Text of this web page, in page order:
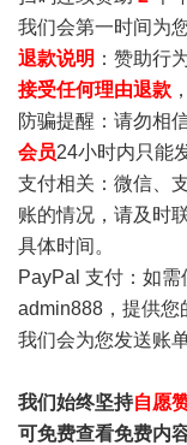
我们会第一时间为
退款说明 ：赞助行
接受任何理由退款
防骗提醒：请勿相
会员24小时内只能
支付相关：微信、
账的情况，请及时
具体时间。
PayPal 支付：如
admin888，提供您
我们会为您发送账单
我们始终坚持自愿
可免费查看免费内